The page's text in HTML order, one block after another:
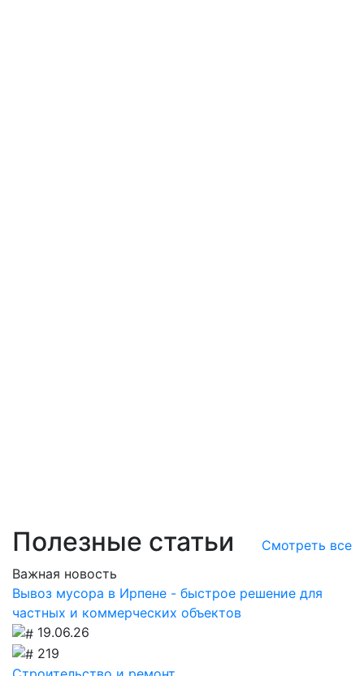
Полезные статьи
Смотреть все
Важная новость
Вывоз мусора в Ирпене - быстрое решение для
частных и коммерческих объектов
19.06.26
219